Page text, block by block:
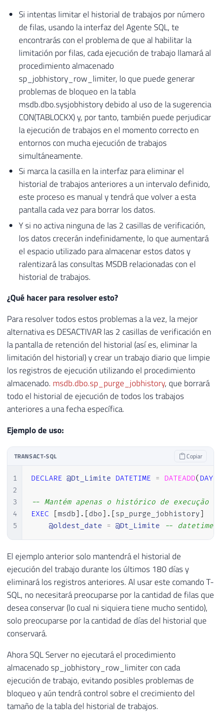
Si intentas limitar el historial de trabajos por número
de filas, usando la interfaz del Agente SQL, te
encontrarás con el problema de que al habilitar la
limitación por filas, cada ejecución de trabajo llamará al
procedimiento almacenado
sp_jobhistory_row_limiter, lo que puede generar
problemas de bloqueo en la tabla
msdb.dbo.sysjobhistory debido al uso de la sugerencia
CON(TABLOCKX) y, por tanto, también puede perjudicar
la ejecución de trabajos en el momento correcto en
entornos con mucha ejecución de trabajos
simultáneamente.
Si marca la casilla en la interfaz para eliminar el
historial de trabajos anteriores a un intervalo definido,
este proceso es manual y tendrá que volver a esta
pantalla cada vez para borrar los datos.
Y si no activa ninguna de las 2 casillas de verificación,
los datos crecerán indefinidamente, lo que aumentará
el espacio utilizado para almacenar estos datos y
ralentizará las consultas MSDB relacionadas con el
historial de trabajos.
¿Qué hacer para resolver esto?
Para resolver todos estos problemas a la vez, la mejor
alternativa es DESACTIVAR las 2 casillas de verificación en
la pantalla de retención del historial (así es, eliminar la
limitación del historial) y crear un trabajo diario que limpie
los registros de ejecución utilizando el procedimiento
almacenado. msdb.dbo.sp_purge_jobhistory, que borrará
todo el historial de ejecución de todos los trabajos
anteriores a una fecha específica.
Ejemplo de uso:
TRANSACT-SQL Copiar
1
2
3
4
5
DECLARE @Dt_Limite DATETIME = DATEADD( DAY,
-- Mantém apenas o histórico de execução
EXEC
msdb . dbo . sp_purge_jobhistory
@oldest_date = @Dt_Limite -- datetime
El ejemplo anterior solo mantendrá el historial de
ejecución del trabajo durante los últimos 180 días y
eliminará los registros anteriores. Al usar este comando T-
SQL, no necesitará preocuparse por la cantidad de filas que
desea conservar (lo cual ni siquiera tiene mucho sentido),
solo preocuparse por la cantidad de días del historial que
conservará.
Ahora SQL Server no ejecutará el procedimiento
almacenado sp_jobhistory_row_limiter con cada
ejecución de trabajo, evitando posibles problemas de
bloqueo y aún tendrá control sobre el crecimiento del
tamaño de la tabla del historial de trabajos.